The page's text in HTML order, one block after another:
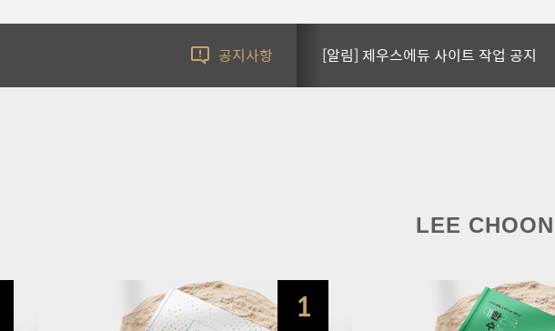
사
공지사항 [이벤트] [당첨자발표] 제우스에듀 강
[이벤트] 수강후기 쓰고 아이스크림
LEE
1